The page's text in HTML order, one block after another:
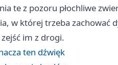
te z pozoru płochliwe
w której trzeba zachować
im z drogi.
ten dźwięk